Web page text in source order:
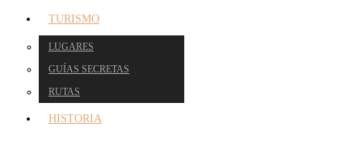
TURISMO
LUGARES
GUÍAS SECRETAS
RUTAS
HISTORIA